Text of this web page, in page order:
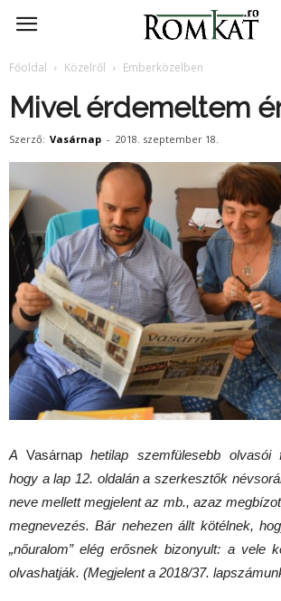
RomKat.ro
Főoldal Közelről Emberközelben
Mivel érdemeltem
Szerző: Vasárnap - 2018. szeptember 18.
A Vasárnaphetilap szemfülesebb olvasói
hogy a lap 12. oldalán a szerkesztők
neve mellett megjelent az mb., azaz
megnevezés. Bár nehezen állt kötélnek,
„nőuralom” elég erősnek bizonyult: a vele
olvashatják. (Megjelent a 2018/37.